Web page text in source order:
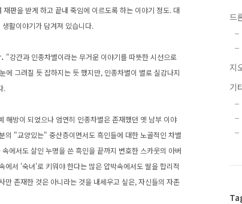
판을 받게 하고 끝내 죽임에 이르도록 하는 이야기 정도. 대
활이야기가 담겨져 있습니다.
"강간과 인종차별이라는 무거운 이야기를 따뜻한 시선으로
그려질 듯 잡하지는 듯 했지만, 인종차별이 별로 실감나지
.
방이 되었으나 엄연히 인종차별은 존재했던 옛 남부 이야
의 "교양있는" 중산층이면서도 흑인들에 대한 노골적인 차별
에서도 살인 누명을 쓴 흑인을 끝까지 변호한 스카웃의 아버
서 '숙녀'로 키워야 한다는 많은 압박속에서도 딸을 합리적
만 존재한 것은 아니라는 것을 내세우고 싶은, 자신들의 자존
드
지
기